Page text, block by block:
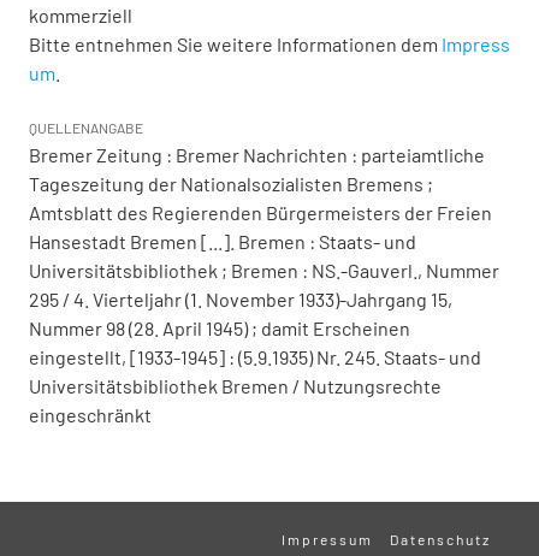
kommerziell
Bitte entnehmen Sie weitere Informationen dem Impress
um
QUELLENANGABE
Bremer Zeitung : Bremer Nachrichten : parteiamtliche
Tageszeitung der Nationalsozialisten Bremens ;
Amtsblatt des Regierenden Bürgermeisters der Freien
Hansestadt Bremen [...]. Bremen : Staats- und
Universitätsbibliothek ; Bremen : NS.-Gauverl., Nummer
295 / 4. Vierteljahr (1. November 1933)-Jahrgang 15,
Nummer 98 (28. April 1945) ; damit Erscheinen
eingestellt, [1933-1945] : (5.9.1935) Nr. 245. Staats- und
Universitätsbibliothek Bremen / Nutzungsrechte
eingeschränkt
Impressum Datenschutz